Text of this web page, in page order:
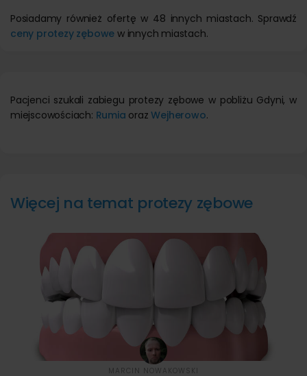
Posiadamy również ofertę w 48 innych miastach. Sprawdź
ceny protezy zębowe w innych miastach.
Pacjenci szukali zabiegu protezy zębowe w pobliżu Gdyni, w
miejscowościach: Rumia orazWejherowo.
Więcej na temat protezy zębowe
MARCIN NOWAKOWSKI